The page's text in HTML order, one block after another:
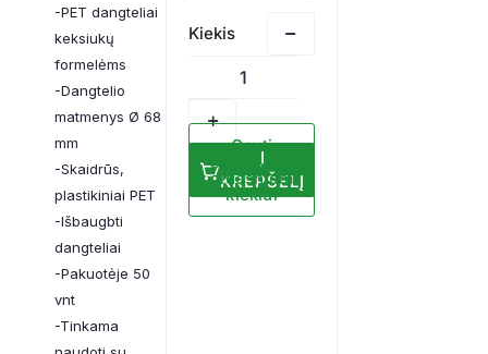
-PET dangteliai
keksiukų
formelėms
-Dangtelio
matmenys Ø 68
mm
-Skaidrūs,
plastikiniai PET
-Išbaugbti
dangteliai
-Pakuotėje 50
vnt
-Tinkama
Į
KREPŠELĮ
Gauti
pasiūlymą
didesniam
kiekiui